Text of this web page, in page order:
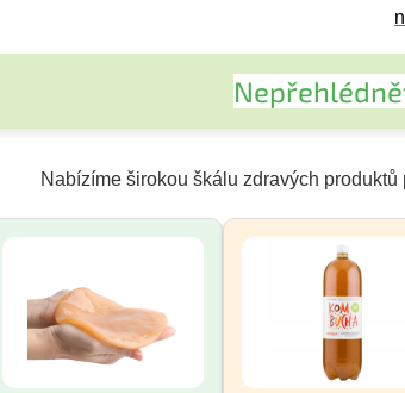
Nabízíme širokou škálu zdravých